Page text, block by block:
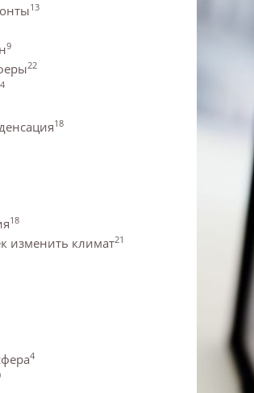
13
9
22
18
18
изменить климат21
4